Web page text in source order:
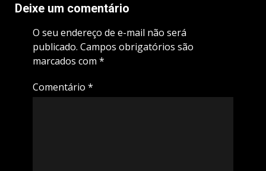
Deixe um comentário
O seu endereço de e-mail não será
publicado. Campos obrigatórios são
marcados com *
Comentário *